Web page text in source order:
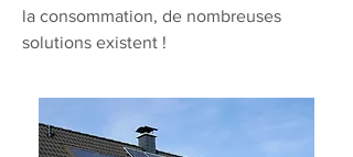
la consommation, de nombreuses
solutions existent !